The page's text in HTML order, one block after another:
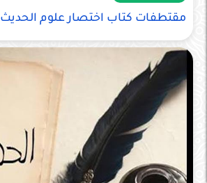
مقتطفات كتاب اختصار علوم الحديث 3